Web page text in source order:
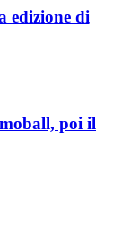
edizione di
poi il